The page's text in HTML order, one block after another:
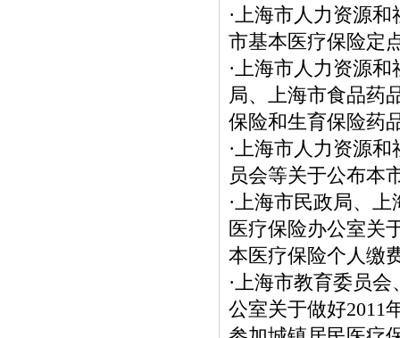
·上海市人力资源和
市基本医疗保险定
·上海市人力资源和
局、上海市食品药
保险和生育保险药
·上海市人力资源和
员会等关于公布本
·上海市民政局、上
医疗保险办公室关
本医疗保险个人缴
·上海市教育委员会
公室关于做好2011